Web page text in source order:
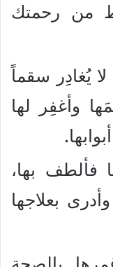
من رحمتك
يُغادِر سقماً
وأغفِر لها
فألطف بها،
بعلاجها